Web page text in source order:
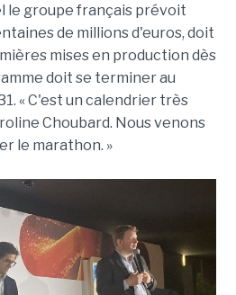
le groupe français prévoit
de millions d'euros, doit
mises en production dès
doit se terminer au
« C'est un calendrier très
Choubard. Nous venons
le marathon. »